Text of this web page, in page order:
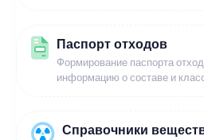
Паспорт отходов
Формирование паспорта
информацию о составе и
Справочники